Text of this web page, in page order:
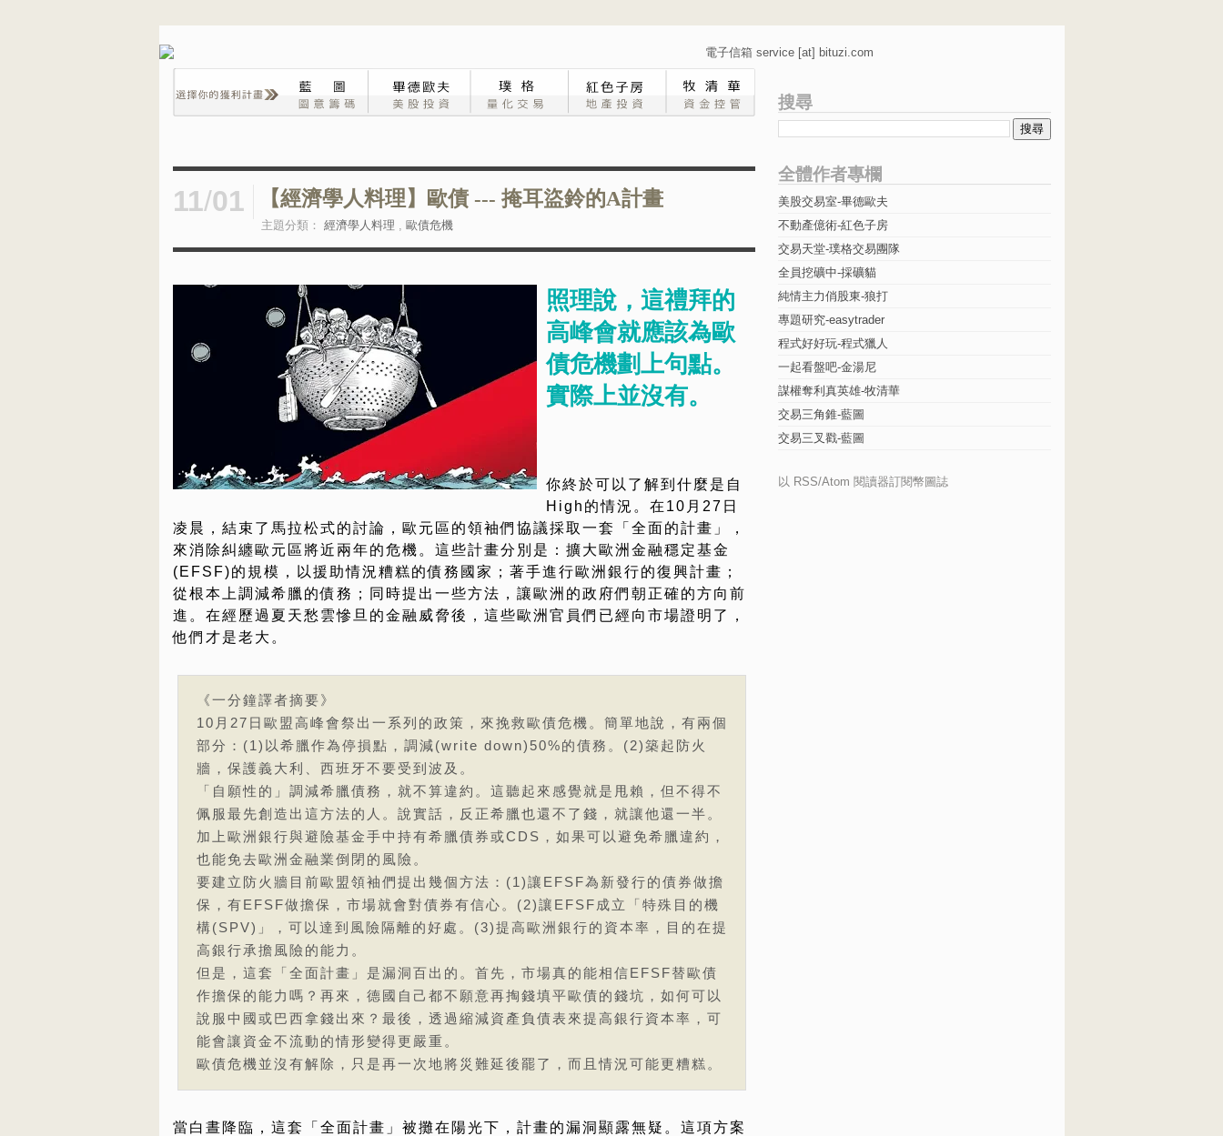
電子信箱 service [at] bituzi.com
11/01 【經濟學人料理】歐債 --- 掩耳盜鈴的A計畫
主題分類： 經濟學人料理 , 歐債危機
照理說，這禮拜的
高峰會就應該為歐
債危機劃上句點。
實際上並沒有。
你終於可以了解到什麼是自
High的情況。在10月27日
凌晨，結束了馬拉松式的討論，歐元區的領袖們協議採取一套「全面的計畫」，
來消除糾纏歐元區將近兩年的危機。這些計畫分別是：擴大歐洲金融穩定基金
(EFSF)的規模，以援助情況糟糕的債務國家；著手進行歐洲銀行的復興計畫；
從根本上調減希臘的債務；同時提出一些方法，讓歐洲的政府們朝正確的方向前
進。在經歷過夏天愁雲慘旦的金融威脅後，這些歐洲官員們已經向市場證明了，
他們才是老大。
《一分鐘譯者摘要》
10月27日歐盟高峰會祭出一系列的政策，來挽救歐債危機。簡單地說，有兩個
部分：(1)以希臘作為停損點，調減(write down)50%的債務。(2)築起防火
牆，保護義大利、西班牙不要受到波及。
「自願性的」調減希臘債務，就不算違約。這聽起來感覺就是甩賴，但不得不
佩服最先創造出這方法的人。說實話，反正希臘也還不了錢，就讓他還一半。
加上歐洲銀行與避險基金手中持有希臘債券或CDS，如果可以避免希臘違約，
也能免去歐洲金融業倒閉的風險。
要建立防火牆目前歐盟領袖們提出幾個方法：(1)讓EFSF為新發行的債券做擔
保，有EFSF做擔保，市場就會對債券有信心。(2)讓EFSF成立「特殊目的機
構(SPV)」，可以達到風險隔離的好處。(3)提高歐洲銀行的資本率，目的在提
高銀行承擔風險的能力。
但是，這套「全面計畫」是漏洞百出的。首先，市場真的能相信EFSF替歐債
作擔保的能力嗎？再來，德國自己都不願意再掏錢填平歐債的錢坑，如何可以
說服中國或巴西拿錢出來？最後，透過縮減資產負債表來提高銀行資本率，可
能會讓資金不流動的情形變得更嚴重。
歐債危機並沒有解除，只是再一次地將災難延後罷了，而且情況可能更糟糕。
當白晝降臨，這套「全面計畫」被攤在陽光下，計畫的漏洞顯露無疑。這項方案
搜尋
全體作者專欄
美股交易室-畢德歐夫
不動產億術-紅色子房
交易天堂-璞格交易團隊
全員挖礦中-採礦貓
純情主力俏股東-狼打
專題研究-easytrader
程式好好玩-程式獵人
一起看盤吧-金湯尼
謀權奪利真英雄-牧清華
交易三角錐-藍圖
交易三叉戳-藍圖
以 RSS/Atom 閱讀器訂閱幣圖誌